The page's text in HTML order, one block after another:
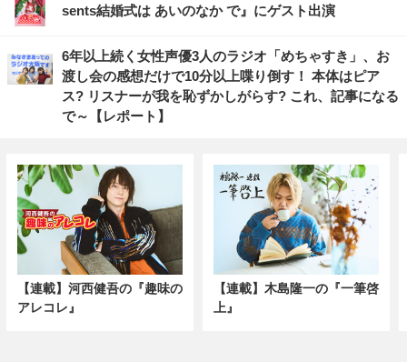
sents結婚式は あいのなか で』にゲスト出演
6年以上続く女性声優3人のラジオ「めちゃすき」、お
渡し会の感想だけで10分以上喋り倒す！ 本体はピア
ス? リスナーが我を恥ずかしがらす? これ、記事になる
で～【レポート】
【連載】河西健吾の『趣味の
アレコレ』
【連載】木島隆一の『一筆啓
上』